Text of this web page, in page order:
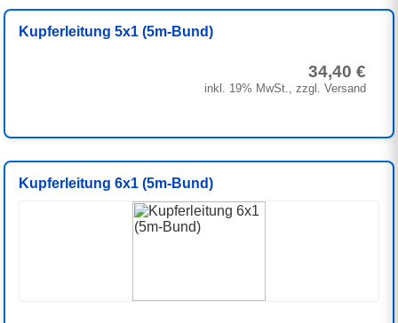
Kupferleitung 5x1 (5m-Bund)
34,40 €
inkl. 19% MwSt., zzgl. Versand
Kupferleitung 6x1 (5m-Bund)